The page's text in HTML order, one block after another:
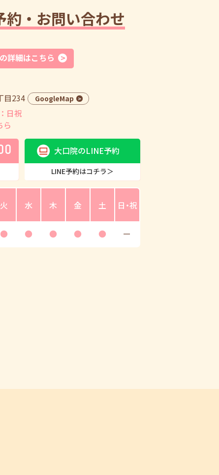
約・お問い合わせ
詳細はこちら
目234
GoogleMap
日祝
ら
大口院のLINE予約
LINE予約はコチラ＞
火 水 木 金 土 日・祝
● ● ● ● ● ー